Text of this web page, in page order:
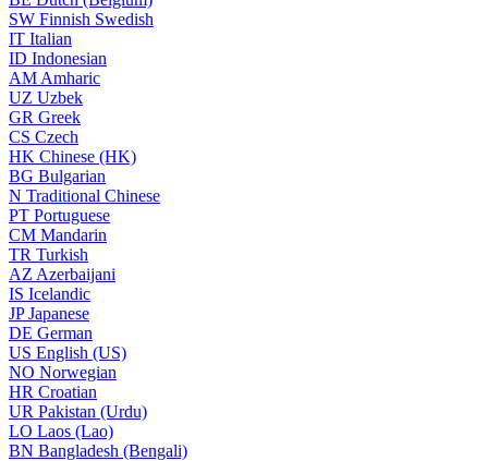
SW Finnish Swedish
IT Italian
ID Indonesian
AM Amharic
UZ Uzbek
GR Greek
CS Czech
HK Chinese (HK)
BG Bulgarian
N Traditional Chinese
PT Portuguese
CM Mandarin
TR Turkish
AZ Azerbaijani
IS Icelandic
JPJapanese
DE German
US English (US)
NO Norwegian
HR Croatian
UR Pakistan (Urdu)
LO Laos (Lao)
BN Bangladesh (Bengali)